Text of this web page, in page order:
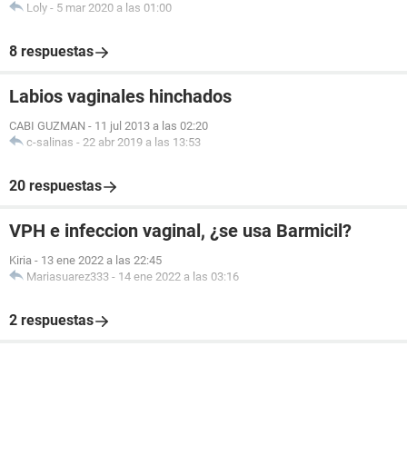
Loly - 5 mar 2020 a las 01:00
8 respuestas
Labios vaginales hinchados
CABI GUZMAN - 11 jul 2013 a las 02:20
c-salinas - 22 abr 2019 a las 13:53
20 respuestas
VPH e infeccion vaginal, ¿se usa Barmicil?
Kiria - 13 ene 2022 a las 22:45
Mariasuarez333 - 14 ene 2022 a las 03:16
2 respuestas